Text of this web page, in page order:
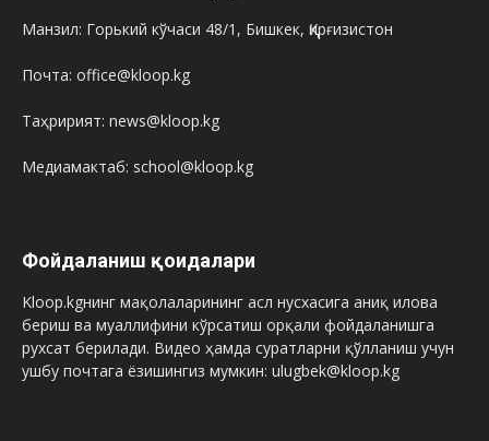
Манзил: Горький кўчаси 48/1, Бишкек, Қирғизистон
Почта: office@kloop.kg
Таҳририят: news@kloop.kg
Медиамактаб: school@kloop.kg
Фойдаланиш қоидалари
Kloop.kgнинг мақолаларининг асл нусхасига аниқ илова
бериш ва муаллифини кўрсатиш орқали фойдаланишга
рухсат берилади. Видео ҳамда суратларни қўлланиш учун
ушбу почтага ёзишингиз мумкин: ulugbek@kloop.kg